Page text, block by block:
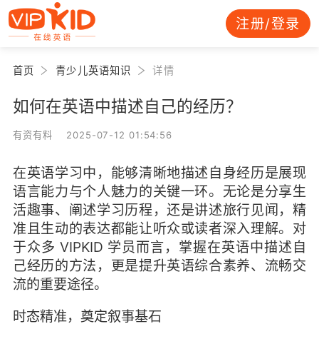
注册/登录
首页 青少儿英语知识 详情
如何在英语中描述自己的经历？
有资有料 2025-07-12 01:54:56
在英语学习中，能够清晰地描述自身经历是展现
语言能力与个人魅力的关键一环。无论是分享生
活趣事、阐述学习历程，还是讲述旅行见闻，精
准且生动的表达都能让听众或读者深入理解。对
于众多 VIPKID 学员而言，掌握在英语中描述自
己经历的方法，更是提升英语综合素养、流畅交
流的重要途径。
时态精准，奠定叙事基石